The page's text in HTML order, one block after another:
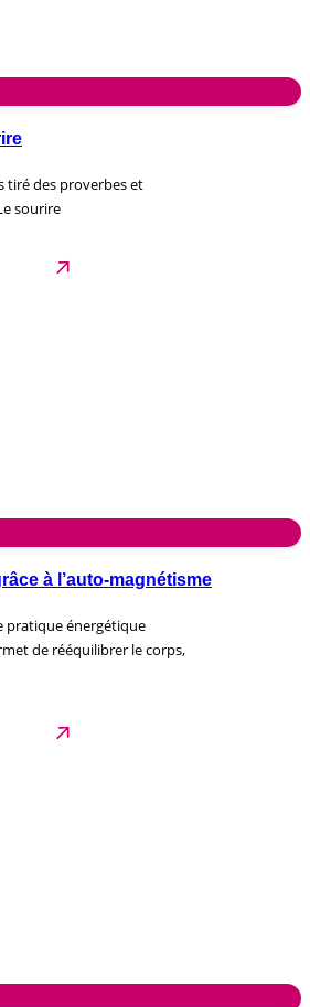
tiré des proverbes et
sourire
à l’auto-magnétisme
pratique énergétique
de rééquilibrer le corps,